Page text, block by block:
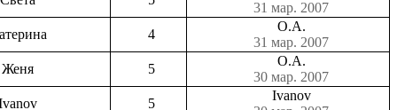
31 мар. 2007
4
О.А.
31 мар. 2007
Женя
5
О.А.
30 мар. 2007
5
Ivanov